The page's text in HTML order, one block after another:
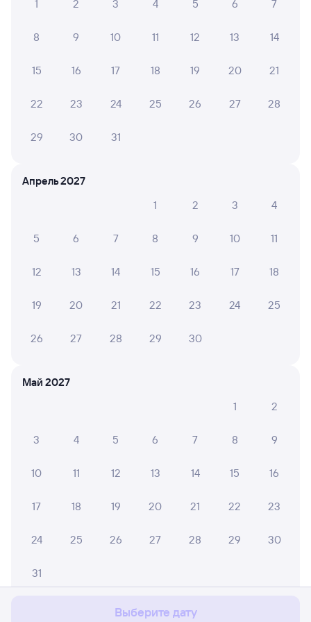
с сайтом.
1
2 3 4 5 6 7
8 9 10 11 12 13 14
15 16 17 18 19 20 21
22 23 24 25 26 27 28
29 30 31
Апрель 2027
1
2 3 4
5 6 7 8 9 10 11
12 13 14 15 16 17 18
19 20 21 22 23 24 25
26 27 28 29 30
Май 2027
1
2
3 4 5 6 7 8 9
10 11 12 13 14 15 16
17 18 19 20 21 22 23
24 25 26 27 28 29 30
31
Выберите дату